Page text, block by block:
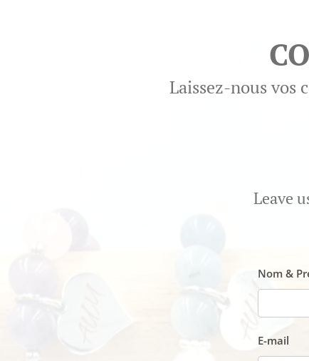
Laissez-nous vos
Leave
Nom &
E-mail